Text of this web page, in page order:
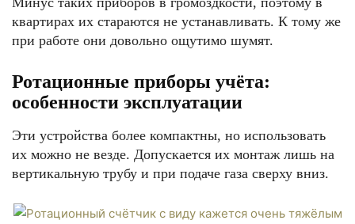
квартирах их стараются не устанавливать. К тому же
при работе они довольно ощутимо шумят.
Ротационные приборы учёта:
особенности эксплуатации
Эти устройства более компактны, но использовать
их можно не везде. Допускается их монтаж лишь на
вертикальную трубу и при подаче газа сверху вниз.